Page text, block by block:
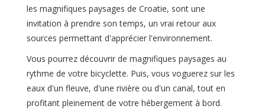
les magnifiques paysages de Croatie, sont une
invitation à prendre son temps, un vrai retour aux
sources permettant d'apprécier l'environnement.
Vous pourrez découvrir de magnifiques paysages au
rythme de votre bicyclette. Puis, vous voguerez sur les
eaux d'un fleuve, d'une rivière ou d'un canal, tout en
profitant pleinement de votre hébergement à bord.